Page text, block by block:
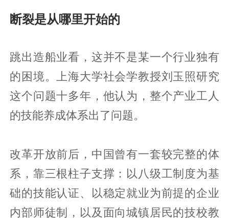
断裂是从哪里开始的
跳出造船业看，这并不是某一个行业独有
的困境。上海大学社会学教授刘玉照研究
这个问题十多年，他认为，整个产业工人
的技能养成体系出了问题。
改革开放前后，中国曾有一套较完整的体
系，靠三根柱子支撑：以八级工制度为基
础的技能认证、以稳定就业为前提的企业
内部师徒制，以及面向城镇居民的技校教